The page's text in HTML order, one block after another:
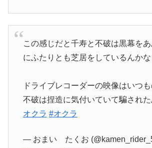
この感じだと千寿と不破は黒幕を
にふたりとも芝居をしているんかな
ドライブレコーダーの映像はいつ
不破は捏造に気付いていて騙された
オクラ #オクラ
— おまい たくお